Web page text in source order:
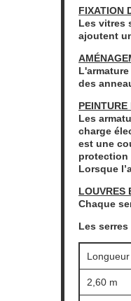
FIXATION
Les vitres
ajoutent
des
PEINTURE
Les
charge
est une
protection
Lorsque
LOUVRES
Chaque
Les
2,60 m